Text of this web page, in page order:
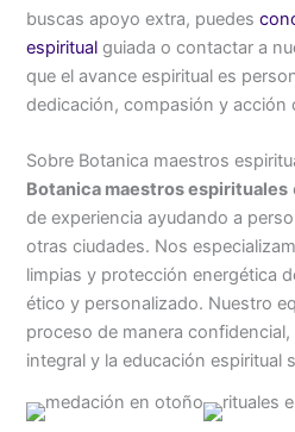
buscas apoyo extra, puedes
espiritual guiada o contactar a
que el avance espiritual es
dedicación, compasión y acción
Sobre Botanica maestros
Botanica maestros espirituales
de experiencia ayudando a
otras ciudades. Nos
limpias y protección energética
ético y personalizado. Nuestro
proceso de manera
integral y la educación espiritual